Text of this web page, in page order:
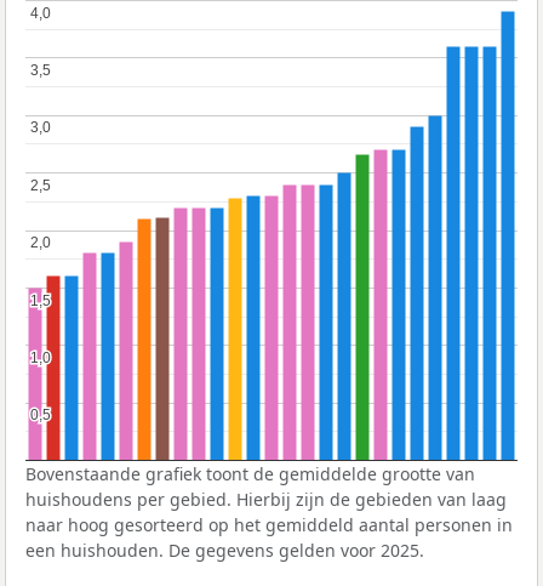
0,5
0,5
1,0
1,0
1,5
1,5
2,0
2,0
2,5
2,5
3,0
3,0
3,5
3,5
4,0
4,0
Bovenstaande grafiek toont de gemiddelde grootte van
huishoudens per gebied. Hierbij zijn de gebieden van laag
naar hoog gesorteerd op het gemiddeld aantal personen in
een huishouden. De gegevens gelden voor 2025.